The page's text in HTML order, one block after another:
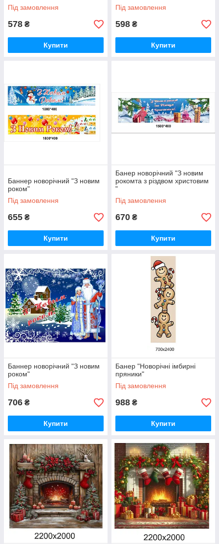
Під замовлення
578 ₴
Купити
Під замовлення
598 ₴
Купити
Баннер новорічний "З новим
роком"
Під замовлення
655 ₴
Купити
Банер новорічний "З новим
рокомта з різдвом христовим
"
Під замовлення
670 ₴
Купити
Баннер новорічний "З новим
роком"
Під замовлення
706 ₴
Купити
Банер "Новорічні імбирні
пряники"
Під замовлення
988 ₴
Купити